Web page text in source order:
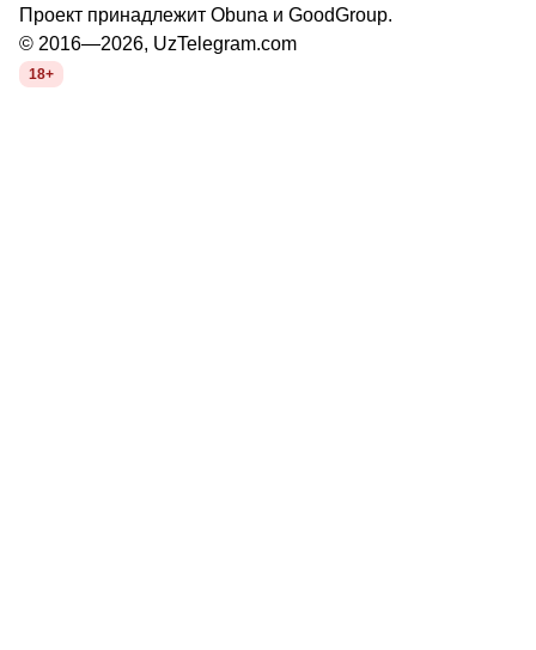
Проект принадлежит Obuna и GoodGroup.
© 2016—2026, UzTelegram.com
18+